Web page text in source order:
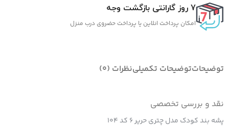
7 روز گارانتی بازگشت وجه
امکان پرداخت انلاین یا پرداخت حضروی درب منزل
توضیحاتتوضیحات تکمیلینظرات (0)
نقد و بررسی تخصصی
پشه بند کودک مدل چتری حریر ۶ کد ۱۰۴